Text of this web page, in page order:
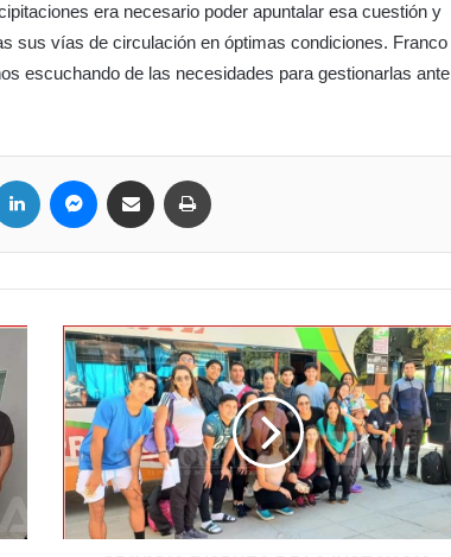
era necesario poder apuntalar esa cuestión y
sus vías de circulación en óptimas condiciones. Franco
escuchando de las necesidades para gestionarlas ante
LinkedIn MessengerCompartir por correo electrónico